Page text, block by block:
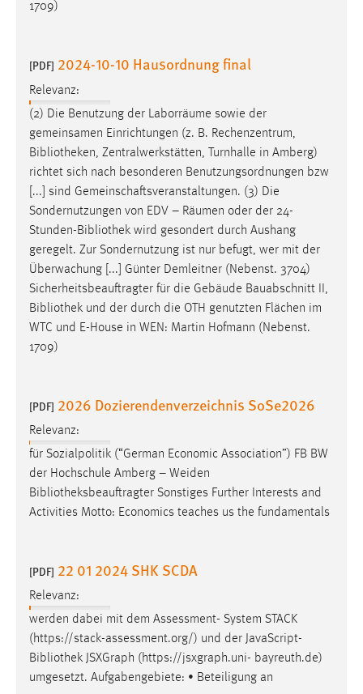
1709)
[PDF] 2024-10-10 Hausordnung final
Relevanz:
(2) Die Benutzung der Laborräume sowie der
gemeinsamen Einrichtungen (z. B. Rechenzentrum,
Bibliotheken, Zentralwerkstätten, Turnhalle in Amberg)
richtet sich nach besonderen Benutzungsordnungen bzw
[...] sind Gemeinschaftsveranstaltungen. (3) Die
Sondernutzungen von EDV – Räumen oder der 24-
Stunden-Bibliothek wird gesondert durch Aushang
geregelt. Zur Sondernutzung ist nur befugt, wer mit der
Überwachung [...] Günter Demleitner (Nebenst. 3704)
Sicherheitsbeauftragter für die Gebäude Bauabschnitt II,
Bibliothek und der durch die OTH genutzten Flächen im
WTC und E-House in WEN: Martin Hofmann (Nebenst.
1709)
[PDF] 2026 Dozierendenverzeichnis SoSe2026
Relevanz:
für Sozialpolitik (“German Economic Association”) FB BW
der Hochschule Amberg – Weiden
Bibliotheksbeauftragter Sonstiges Further Interests and
Activities Motto: Economics teaches us the fundamentals
[PDF] 22 01 2024 SHK SCDA
Relevanz:
werden dabei mit dem Assessment- System STACK
(https://stack-assessment.org/) und der JavaScript-
Bibliothek JSXGraph (https://jsxgraph.uni- bayreuth.de)
umgesetzt. Aufgabengebiete: • Beteiligung an
3 Monate
Facebook Pixel
Name:
Anbieter:
Facebook
Zweck:
Conversion-Tracking
Cookie Laufzeit:
3 Monate
Plattformen anzeigen zu können, werden von diesen
externen Medien Cookies gesetzt.
YouTube